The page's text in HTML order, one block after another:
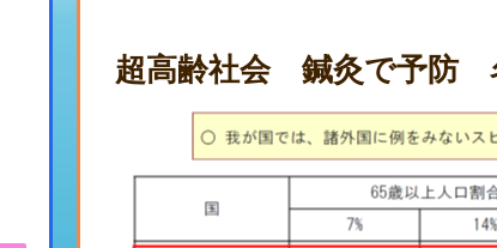
超高齢社会 鍼灸で予防